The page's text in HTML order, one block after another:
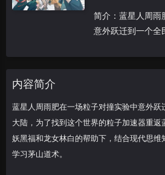
简介：蓝星人周雨
意外跃迁到一个全
内容简介
蓝星人周雨肥在一场粒子对撞实验中意外跃
大陆，为了找到这个世界的粒子加速器重
妖黑福和龙女林白的帮助下，结合现代思维
学习茅山道术。